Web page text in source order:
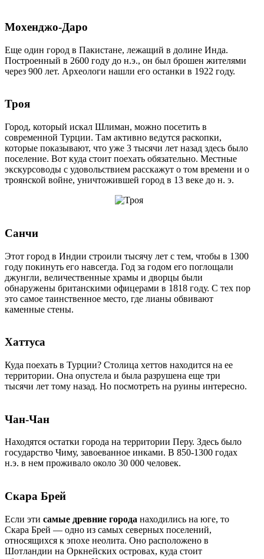
Мохенджо-Даро
Еще один город в Пакистане, лежащий в долине Инда.
Построенный в 2600 году до н.э., он был брошен жителями
через 900 лет. Археологи нашли его останки в 1922 году.
Троя
Город, который искал Шлиман, можно посетить в
современной Турции. Там активно ведутся раскопки,
которые показывают, что уже 3 тысячи лет назад здесь было
поселение. Вот куда стоит поехать обязательно. Местные
экскурсоводы с удовольствием расскажут о том времени и о
троянской войне, уничтожившей город в 13 веке до н. э.
Санчи
Этот город в Индии строили тысячу лет с тем, чтобы в 1300
году покинуть его навсегда. Год за годом его поглощали
джунгли, величественные храмы и дворцы были
обнаружены британскими офицерами в 1818 году. С тех пор
это самое таинственное место, где лианы обвивают
каменные стены.
Хаттуса
Куда поехать в Турции? Столица хеттов находится на ее
территории. Она опустела и была разрушена еще три
тысячи лет тому назад. Но посмотреть на руины интересно.
Чан-Чан
Находятся остатки города на территории Перу. Здесь было
государство Чиму, завоеванное инками. В 850-1300 годах
н.э. в нем проживало около 30 000 человек.
Скара Брей
Если эти самые древние города находились на юге, то
Скара Брей — одно из самых северных поселений,
относящихся к эпохе неолита. Оно расположено в
Шотландии на Оркнейских островах, куда стоит